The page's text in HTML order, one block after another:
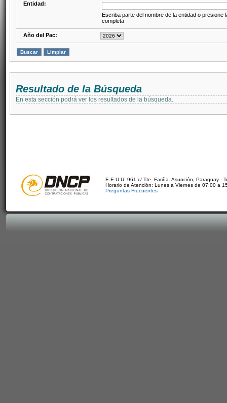
Entidad:
Escriba parte del nombre de la entidad o presione
completa
Año del Pac:
Resultado de la Búsqueda
En esta sección podrá ver los resultados de la búsqueda.
E.E.U.U. 961 c/ Tte. Fariña. Asunción, Paraguay -
Horario de Atención: Lunes a Viernes de 07:00 a
Preguntas Frecuentes